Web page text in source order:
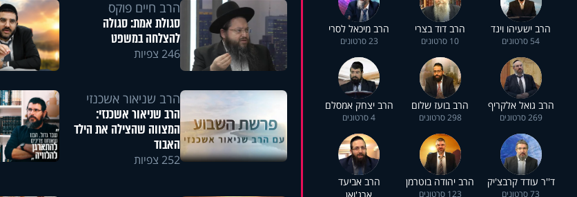
הרב ישעיהו וינד
54 סרטונים
הרב דוד בצרי
10 סרטונים
הרב מיכאל לסרי
23 סרטונים
הרב גואל אלקריף
269 סרטונים
הרב בועז שלום
298 סרטונים
הרב יצחק אמסלם
4 סרטונים
ד''ר עודד קרבצ'יק
73 סרטונים
הרב יהודה בוטרמן
123 סרטונים
הרב אביעד
הרב חיים פוקס
סגולת אמת: סגולה
להצלחה במשפט
246 צפיות
הרב שניאור אשכנזי
הרב שניאור אשכנזי:
המצווה שהצילה את הילד
האבוד
252 צפיות